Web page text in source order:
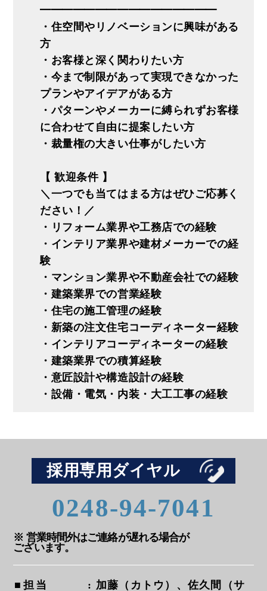
━━━━━━━━━━━━━━━━
・住空間やリノベーションに興味がある
方
・お客様と深く関わりたい方
・今まで制限があって実現できなかった
プランやアイデアがある方
・パターンやメーカーに縛られずお客様
に合わせて自由に提案したい方
・裁量権の大きい仕事がしたい方
【 歓迎条件 】
＼一つでも当てはまる方はぜひご応募く
ださい！／
・リフォーム業界や工務店での経験
・インテリア業界や建材メーカーでの経
験
・マンション業界や不動産会社での経験
・建築業界での営業経験
・住宅の施工管理の経験
・新築の注文住宅コーディネーター経験
・インテリアコーディネーターの経験
・建築業界での積算経験
・意匠設計や構造設計の経験
・設備・電気・内装・大工工事の経験
採用専用ダイヤル
0248-94-7041
※ 営業時間外はご連絡が遅れる場合が
ございます。
担当
: 加藤（カトウ）、佐久間（サ